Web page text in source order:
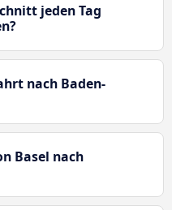
jeden Tag
nach Baden-
Basel nach